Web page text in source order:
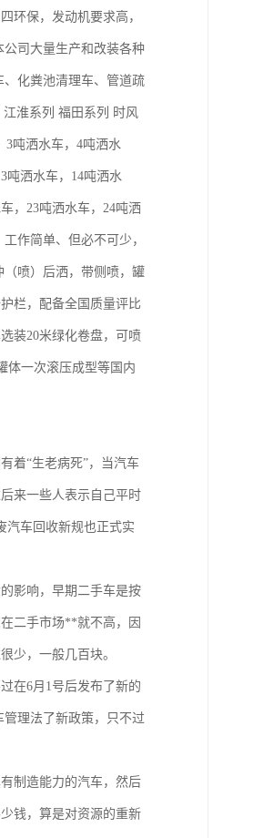
环保，发动机要求高，
司大量生产和改装各种
化粪池清理车、管道疏
淮系列 福田系列 时风
3吨洒水车，4吨洒水
吨洒水车，14吨洒水
，23吨洒水车，24吨洒
作简单、但必不可少，
喷）后洒，带侧喷，罐
栏，配备全国质量评比
装20米绿化卷盘，可喷
体一次滚压成型等国内
着“生老病死”，当汽车
来一些人表示自己平时
汽车回收新规也正式实
影响，早期二手车是按
二手市场**就不高，因
少，一般几百块。
在6月1号后发布了新的
理法了新政策，只不过
制造能力的汽车，然后
钱，算是对资源的重新